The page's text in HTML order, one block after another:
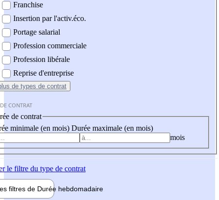
Franchise
Insertion par l'activ.éco.
Portage salarial
Profession commerciale
Profession libérale
Reprise d'entreprise
de types de contrat
CONTRAT
de contrat
minimale (en mois) Durée maximale (en mois)
mois
le filtre du type de contrat
filtres de Durée hebdomadaire